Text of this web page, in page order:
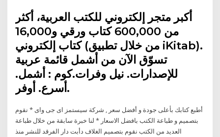
أكبر متجر إلكتروني للكتب العربية، أكثر
من 600,000 كتاب ورقي و16,000
كتاب إلكتروني (من خلال تطبيق iKitab).
تسوّق الآن من أشمل قائمة عربية
للإصدارات. نيل وفرات.كوم : أشمل.
أسرع. أوفر.
أطبع كتابك بأعلى جودة و أفضل سعر , شركة سيستمز اى جى واى * نقوم
بتصميم و طباعة الكتب بافضل الاسعار * لنا خبرة سابقة من خلال طباعة
العديد من الكتب نقوم بتصميم الغلاف دأبت دار الفرقد للنشر منذ